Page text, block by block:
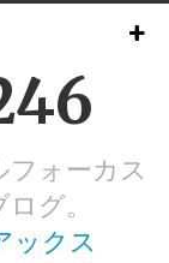
ォーカス
ログ。
ックス